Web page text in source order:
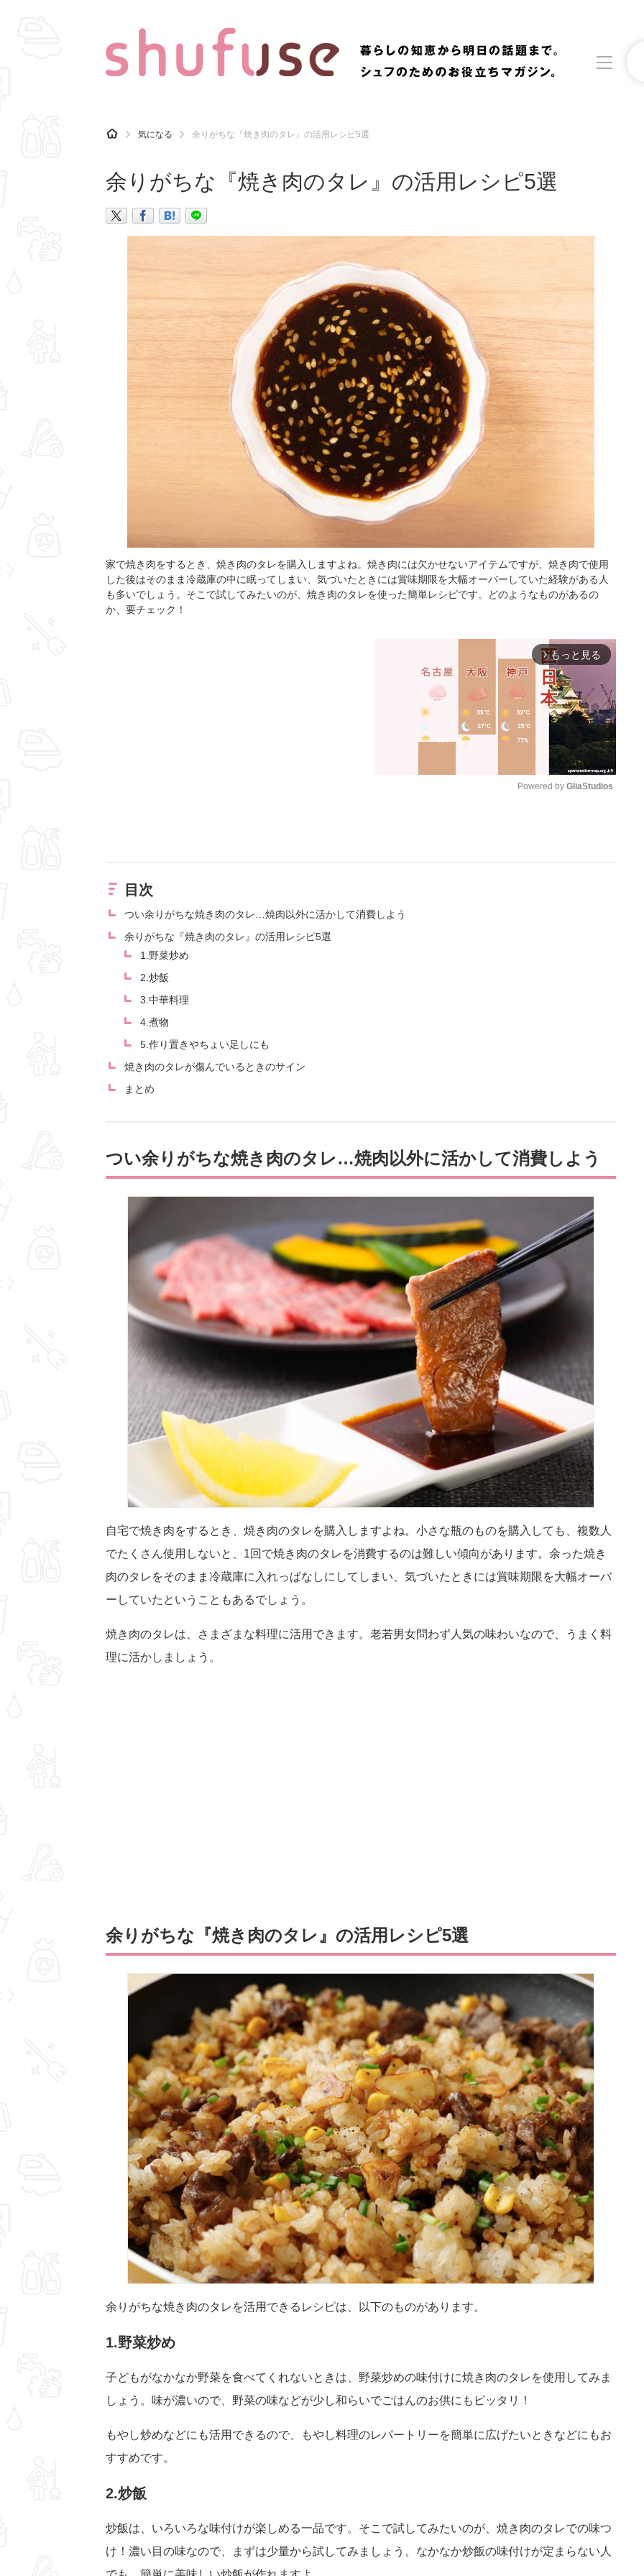
CATEGORY 記事カテゴリ
マナー 趣味 食材辞典 おすすめ
H
O
気になる 余りがちな『焼き肉のタレ』の活用レシピ5選
余りがちな『焼き肉のタレ』の活用レシピ5選
家で焼き肉をするとき、焼き肉のタレを購入しますよね。焼き肉には欠かせないアイテムですが、焼き肉で使用
した後はそのまま冷蔵庫の中に眠ってしまい、気づいたときには賞味期限を大幅オーバーしていた経験がある人
も多いでしょう。そこで試してみたいのが、焼き肉のタレを使った簡単レシピです。どのようなものがあるの
か、要チェック！
arrow_forward_ios もっと見る
Powered by GliaStudios
目次
つい余りがちな焼き肉のタレ…焼肉以外に活かして消費しよう
余りがちな『焼き肉のタレ』の活用レシピ5選
1.野菜炒め
2.炒飯
3.中華料理
4.煮物
5.作り置きやちょい足しにも
焼き肉のタレが傷んでいるときのサイン
まとめ
つい余りがちな焼き肉のタレ…焼肉以外に活かして消費しよう
自宅で焼き肉をするとき、焼き肉のタレを購入しますよね。小さな瓶のものを購入しても、複数人
でたくさん使用しないと、1回で焼き肉のタレを消費するのは難しい傾向があります。余った焼き
肉のタレをそのまま冷蔵庫に入れっぱなしにしてしまい、気づいたときには賞味期限を大幅オーバ
ーしていたということもあるでしょう。
焼き肉のタレは、さまざまな料理に活用できます。老若男女問わず人気の味わいなので、うまく料
理に活かしましょう。
余りがちな『焼き肉のタレ』の活用レシピ5選
余りがちな焼き肉のタレを活用できるレシピは、以下のものがあります。
1.野菜炒め
子どもがなかなか野菜を食べてくれないときは、野菜炒めの味付けに焼き肉のタレを使用してみま
しょう。味が濃いので、野菜の味などが少し和らいでごはんのお供にもピッタリ！
もやし炒めなどにも活用できるので、もやし料理のレパートリーを簡単に広げたいときなどにもお
すすめです。
2.炒飯
炒飯は、いろいろな味付けが楽しめる一品です。そこで試してみたいのが、焼き肉のタレでの味つ
け！濃い目の味なので、まずは少量から試してみましょう。なかなか炒飯の味付けが定まらない人